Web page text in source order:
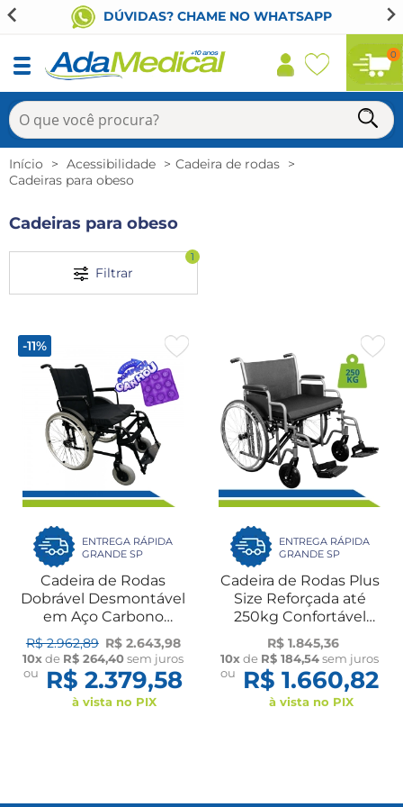
DÚVIDAS? CHAME NO WHATSAPP
0
Início Acessibilidade
Cadeira de rodas
Cadeiras para obeso
Cadeiras para obeso
Filtrar
1
-11%
ENTREGA RÁPIDA
GRANDE SP
Cadeira de Rodas
Dobrável Desmontável
em Aço Carbono
Obeso e Idoso até
200kg Pneu Antifuro
Ortomobil
R$ 2.962,89 R$ 2.643,98
10xde R$ 264,40sem juros
ou
R$ 2.379,58
à vista no PIX
ENTREGA RÁPIDA
GRANDE SP
Cadeira de Rodas Plus
Size Reforçada até
250kg Confortável
Dobrável Idosos Fratura
Reabilitação
R$ 1.845,36
10xde R$ 184,54sem juros
ou
R$ 1.660,82
à vista no PIX